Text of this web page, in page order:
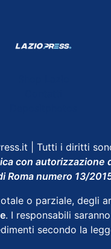
| Tutti i diritti
con autorizzazione
Roma numero 13/
o parziale, degli
. I responsabili
secondo la